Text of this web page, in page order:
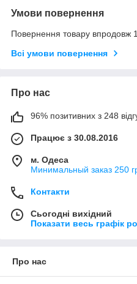
Умови повернення
Повернення товару впродовж
Всі умови повернення
Про нас
96% позитивних з 248
Працює з 30.08.2016
м. Одеса
Минимальный заказ 250
Контакти
Сьогодні вихідний
Показати весь графік
Про нас